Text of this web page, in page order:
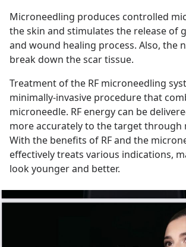
Microneedling produces controlled
the skin and stimulates the release of
and wound healing process. Also, the
break down the scar tissue.
Treatment of the RF microneedling
minimally-invasive procedure that
microneedle. RF energy can be
more accurately to the target through
With the benefits of RF and the
effectively treats various indications,
look younger and better.